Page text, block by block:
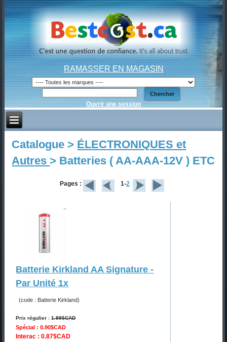
RAMASSER EN MAGASIN
Ouvrir une session
Catalogue > ÉLECTRONIQUES et
Autres > Batteries ( AA-AAA-12V ) ETC
Pages : 1-2
Batterie Kirkland AA Signature -
Par Unité 1x
(code : Batterie Kirkland)
Prix régulier :1.99$CAD
Spécial : 0.90$CAD
Interac : 0.87$CAD